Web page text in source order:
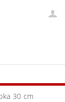
30 cm